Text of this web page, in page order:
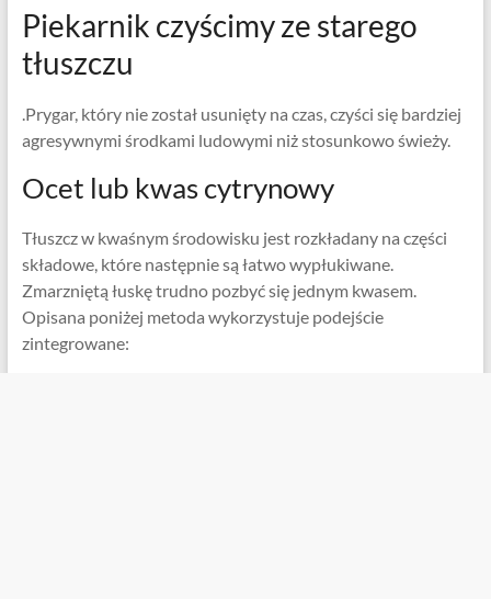
Piekarnik czyścimy ze starego
tłuszczu
.Prygar, który nie został usunięty na czas, czyści się bardziej
agresywnymi środkami ludowymi niż stosunkowo świeży.
Ocet lub kwas cytrynowy
Tłuszcz w kwaśnym środowisku jest rozkładany na części
składowe, które następnie są łatwo wypłukiwane.
Zmarzniętą łuskę trudno pozbyć się jednym kwasem.
Opisana poniżej metoda wykorzystuje podejście
zintegrowane: